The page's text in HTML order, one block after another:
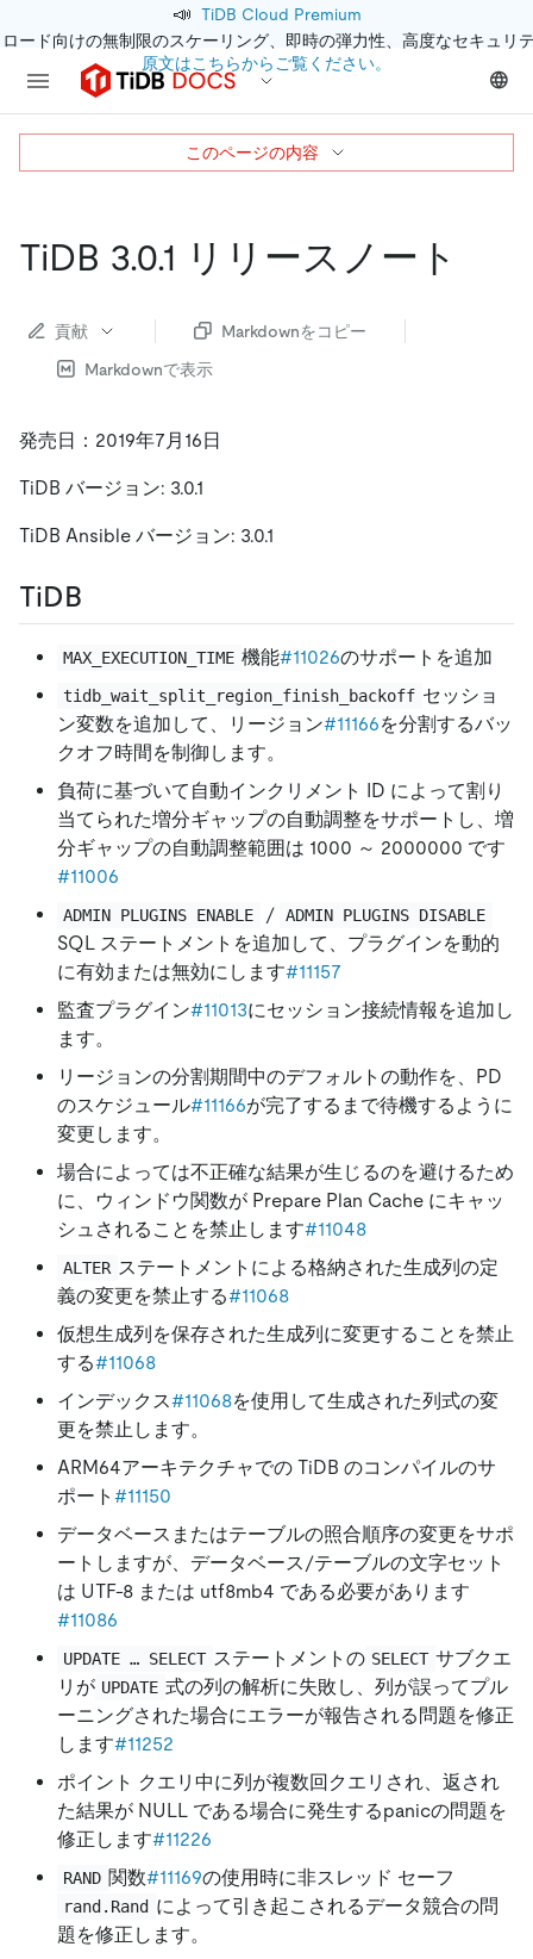
📣 TiDB Cloud Premium
ード向けの無制限のスケーリング、即時の弾力性、高度なセキュリ
原文はこちらからご覧ください。
TiDB 3.0.1 リリースノート
貢献
Markdownをコピー
Markdownで表示
発売日：2019年7月16日
TiDB バージョン: 3.0.1
TiDB Ansible バージョン: 3.0.1
TiDB
MAX_EXECUTION_TIME 機能#11026のサポートを追加
tidb_wait_split_region_finish_backoff セッショ
ン変数を追加して、リージョン#11166を分割するバッ
クオフ時間を制御します。
負荷に基づいて自動インクリメント ID によって割り
当てられた増分ギャップの自動調整をサポートし、増
分ギャップの自動調整範囲は 1000 ～ 2000000 です
#11006
ADMIN PLUGINS ENABLE / ADMIN PLUGINS DISABLE
SQL ステートメントを追加して、プラグインを動的
に有効または無効にします#11157
監査プラグイン#11013にセッション接続情報を追加し
ます。
リージョンの分割期間中のデフォルトの動作を、PD
のスケジュール#11166が完了するまで待機するように
変更します。
場合によっては不正確な結果が生じるのを避けるため
に、ウィンドウ関数が Prepare Plan Cache にキャッ
シュされることを禁止します#11048
ALTER ステートメントによる格納された生成列の定
義の変更を禁止する#11068
仮想生成列を保存された生成列に変更することを禁止
する#11068
インデックス#11068を使用して生成された列式の変
更を禁止します。
ARM64アーキテクチャでの TiDB のコンパイルのサ
ポート #11150
データベースまたはテーブルの照合順序の変更をサポ
ートしますが、データベース/テーブルの文字セット
は UTF-8 または utf8mb4 である必要があります
#11086
UPDATE … SELECT ステートメントの SELECT サブクエ
リが UPDATE 式の列の解析に失敗し、列が誤ってプル
ーニングされた場合にエラーが報告される問題を修正
します#11252
ポイント クエリ中に列が複数回クエリされ、返され
た結果が NULL である場合に発生するpanicの問題を
修正します#11226
RAND 関数#11169の使用時に非スレッド セーフ
rand.Rand によって引き起こされるデータ競合の問
題を修正します。
このページの内容